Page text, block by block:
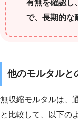
有無を確認し
で、長期的な
他のモルタルと
無収縮モルタルは、
と比較して、以下の